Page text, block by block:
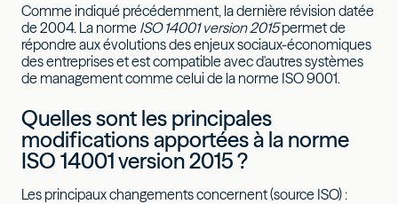
Comme indiqué précédemment, la dernière révision datée
de 2004. La norme ISO 14001 version 2015permet de
répondre aux évolutions des enjeux sociaux-économiques
des entreprises et est compatible avec d'autres systèmes
de management comme celui de la norme ISO 9001.
Quelles sont les principales
modifications apportées à la norme
ISO 14001 version 2015 ?
Les principaux changements concernent (source ISO) :